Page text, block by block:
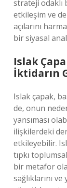
strateji odaklı
etkileşim ve
açılarını
bir siyasal
Islak
İktidarın
Islak çapak,
de, onun
yansıması
ilişkilerdeki
etkileyebilir.
tıpkı
bir metafor
sağlıklarını